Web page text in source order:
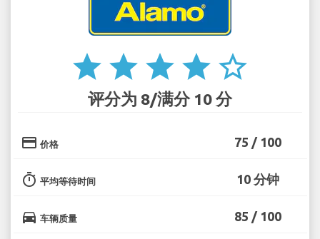
star star star star star_border
评分为 8/满分 10 分
credit_card 价格 75 / 100
timer 平均等待时间 10 分钟
directions_car 车辆质量 85 / 100